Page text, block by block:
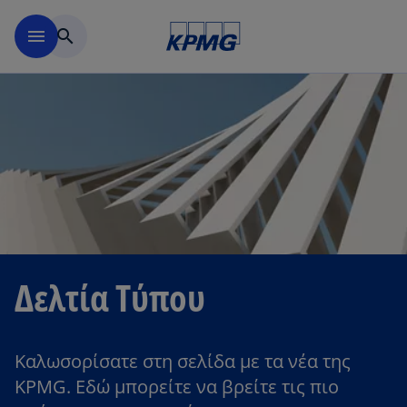
menu search
Δελτία Τύπου
Καλωσορίσατε στη σελίδα με τα νέα της
KPMG. Εδώ μπορείτε να βρείτε τις πιο